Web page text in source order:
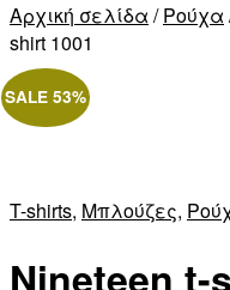
Αρχική σελίδα /Ρούχα
shirt 1001
SALE 53%
T-shirts, Μπλούζες,
Nineteen t-